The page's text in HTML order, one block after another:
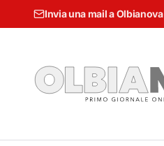
Invia una mail a Olbianova